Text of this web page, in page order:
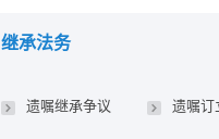
继承法务
遗嘱继承争议 遗嘱订